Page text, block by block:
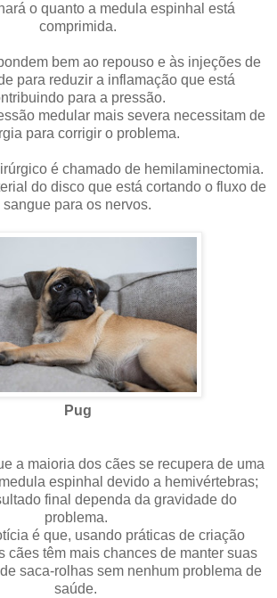
o quanto a medula espinhal está
comprimida.
bem ao repouso e às injeções de
para reduzir a inflamação que está
para a pressão.
medular mais severa necessitam de
para corrigir o problema.
é chamado de hemilaminectomia.
do disco que está cortando o fluxo de
sangue para os nervos.
Pug
a maioria dos cães se recupera de uma
espinhal devido a hemivértebras;
final dependa da gravidade do
problema.
é que, usando práticas de criação
cães têm mais chances de manter suas
saca-rolhas sem nenhum problema de
saúde.